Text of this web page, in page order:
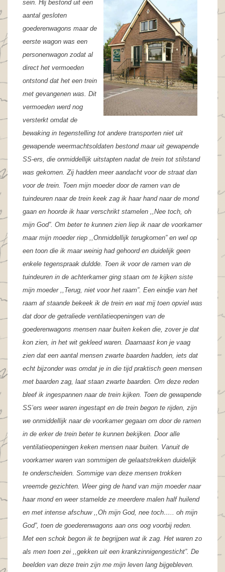
sein. Hij bestond uit een
aantal gesloten
goederenwagons maar de
eerste wagon was een
personenwagon zodat al
direct het vermoeden
ontstond dat het een trein
met gevangenen was. Dit
vermoeden werd nog
versterkt omdat de
bewaking in tegenstelling tot andere transporten niet uit
gewapende weermachtsoldaten bestond maar uit gewapende
SS-ers, die onmiddellijk uitstapten nadat de trein tot stilstand
was gekomen. Zij hadden meer aandacht voor de straat dan
voor de trein. Toen mijn moeder door de ramen van de
tuindeuren naar de trein keek zag ik haar hand naar de mond
gaan en hoorde ik haar verschrikt stamelen ,,Nee toch, oh
mijn God”. Om beter te kunnen zien liep ik naar de voorkamer
maar mijn moeder riep ,,Onmiddellijk terugkomen” en wel op
een toon die ik maar weinig had gehoord en duidelijk geen
enkele tegenspraak duldde. Toen ik voor de ramen van de
tuindeuren in de achterkamer ging staan om te kijken siste
mijn moeder ,,Terug, niet voor het raam”. Een eindje van het
raam af staande bekeek ik de trein en wat mij toen opviel was
dat door de getraliede ventilatieopeningen van de
goederenwagons mensen naar buiten keken die, zover je dat
kon zien, in het wit gekleed waren. Daarnaast kon je vaag
zien dat een aantal mensen zwarte baarden hadden, iets dat
echt bijzonder was omdat je in die tijd praktisch geen mensen
met baarden zag, laat staan zwarte baarden. Om deze reden
bleef ik ingespannen naar de trein kijken. Toen de gewapende
SS’ers weer waren ingestapt en de trein begon te rijden, zijn
we onmiddellijk naar de voorkamer gegaan om door de ramen
in de erker de trein beter te kunnen bekijken. Door alle
ventilatieopeningen keken mensen naar buiten. Vanuit de
voorkamer waren van sommigen de gelaatstrekken duidelijk
te onderscheiden. Sommige van deze mensen trokken
vreemde gezichten. Weer ging de hand van mijn moeder naar
haar mond en weer stamelde ze meerdere malen half huilend
en met intense afschuw ,,Oh mijn God, nee toch….. oh mijn
God”, toen de goederenwagons aan ons oog voorbij reden.
Met een schok begon ik te begrijpen wat ik zag. Het waren zo
als men toen zei ,,gekken uit een krankzinnigengesticht”. De
beelden van deze trein zijn me mijn leven lang bijgebleven.